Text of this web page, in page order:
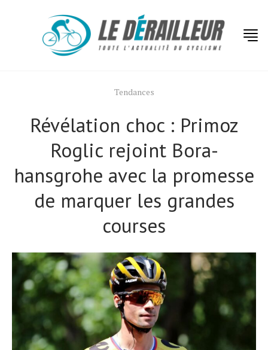
Tendances
Révélation choc : Primoz
Roglic rejoint Bora-
hansgrohe avec la promesse
de marquer les grandes
courses
Actualités
Technologies
Tests de produits